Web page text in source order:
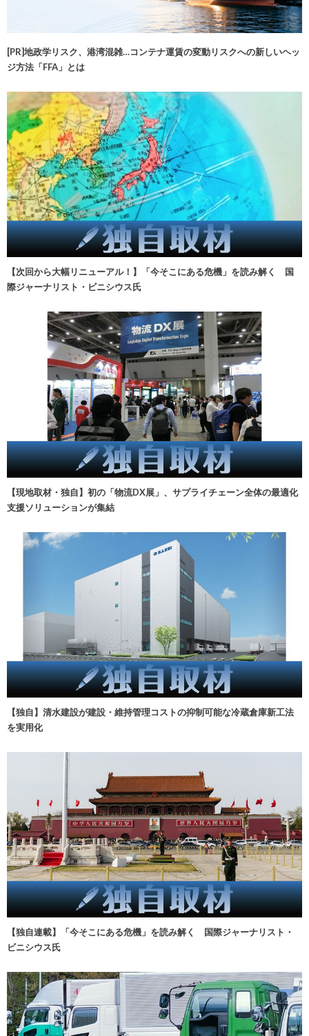
[PR]地政学リスク、港湾混雑…コンテナ運賃の変動リスクへの新しいヘッ
ジ方法「FFA」とは
【次回から大幅リニューアル！】「今そこにある危機」を読み解く 国
際ジャーナリスト・ビニシウス氏
【現地取材・独自】初の「物流DX展」、サプライチェーン全体の最適化
支援ソリューションが集結
【独自】清水建設が建設・維持管理コストの抑制可能な冷蔵倉庫新工法
を実用化
【独自連載】「今そこにある危機」を読み解く 国際ジャーナリスト・
ビニシウス氏